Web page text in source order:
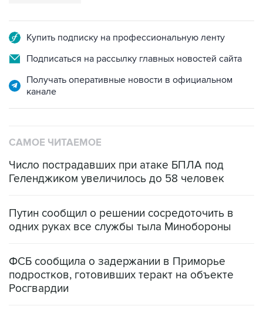
Купить подписку на профессиональную ленту
Подписаться на рассылку главных новостей сайта
Получать оперативные новости в официальном
канале
САМОЕ ЧИТАЕМОЕ
Число пострадавших при атаке БПЛА под
Геленджиком увеличилось до 58 человек
Путин сообщил о решении сосредоточить в
одних руках все службы тыла Минобороны
ФСБ сообщила о задержании в Приморье
подростков, готовивших теракт на объекте
Росгвардии